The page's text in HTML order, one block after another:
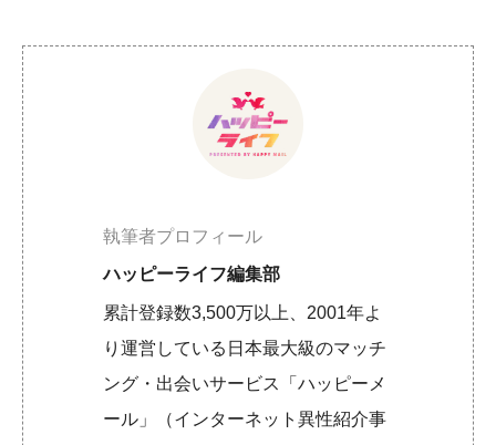
執筆者プロフィール
ハッピーライフ編集部
累計登録数3,500万以上、2001年よ
り運営している日本最大級のマッチ
ング・出会いサービス「ハッピーメ
ール」（インターネット異性紹介事